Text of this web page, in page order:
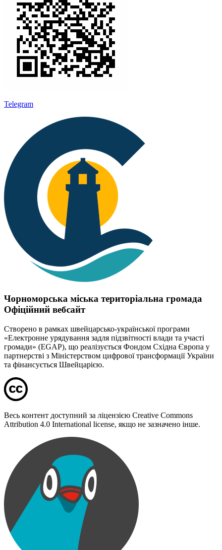
Telegram
Чорноморська міська територіальна громада
Офіційний вебсайт
Створено в рамках швейцарсько-української програми
«Електронне урядування задля підзвітності влади та участі
громади» (EGAP), що реалізується Фондом Східна Європа у
партнерстві з Міністерством цифрової трансформації України
та фінансується Швейцарією.
Весь контент доступний за ліцензією Creative Commons
Attribution 4.0 International license, якщо не зазначено інше.